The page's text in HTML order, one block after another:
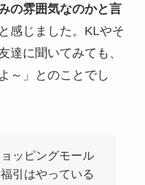
の雰囲気なのかと言
感じました。KLやそ
達に聞いてみても、
～」とのことでし
ッピングモール
引はやっている